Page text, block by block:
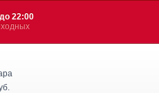
22:00